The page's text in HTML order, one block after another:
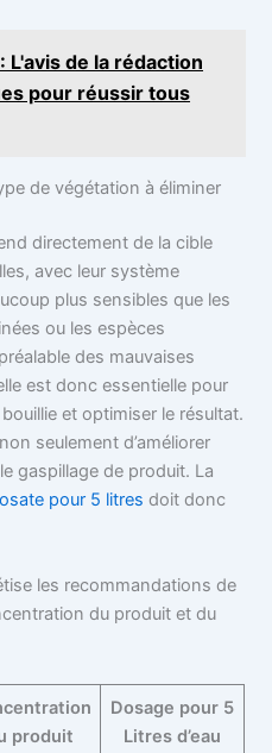
L'avis de la rédaction
pour réussir tous
de végétation à éliminer
directement de la cible
avec leur système
plus sensibles que les
ou les espèces
des mauvaises
est donc essentielle pour
et optimiser le résultat.
seulement d’améliorer
gaspillage de produit. La
pour 5 litres doit donc
les recommandations de
du produit et du
produit
Dosage pour 5
Litres d’eau